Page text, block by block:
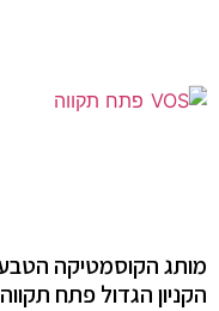
הקניון הגדול פתח תקווה